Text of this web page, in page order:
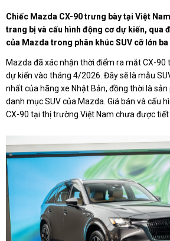
Chiếc Mazda CX-90 trưng bày tại Việt
trang bị và cấu hình động cơ dự kiến, qua
của Mazda trong phân khúc SUV cỡ lớn
Mazda đã xác nhận thời điểm ra mắt CX-90
dự kiến vào tháng 4/2026. Đây sẽ là mẫu
nhất của hãng xe Nhật Bản, đồng thời là
danh mục SUV của Mazda. Giá bán và cấu
CX-90 tại thị trường Việt Nam chưa được tiết